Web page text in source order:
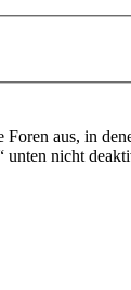
Foren aus, in
unten nicht